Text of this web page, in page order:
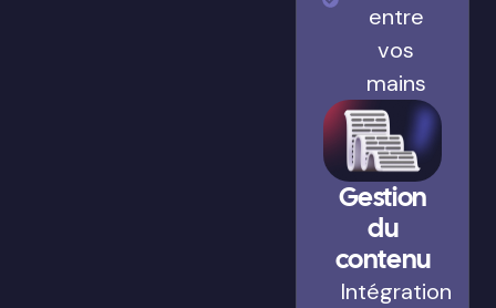
entre
vos
mains
Gestion
du
contenu
Intégration